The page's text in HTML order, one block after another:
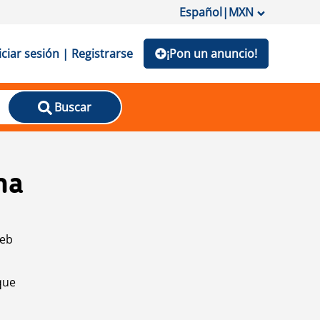
Español|MXN
sesión | Registrarse ¡Pon un anuncio!
Buscar